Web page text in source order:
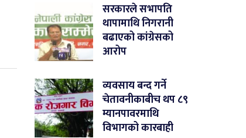
सरकारले सभापति
थापामाथि निगरानी
बढाएको कांग्रेसको
आरोप
व्यवसाय बन्द गर्ने
चेतावनीकाबीच थप ८९
म्यानपावरमाथि
विभागको कारबाही